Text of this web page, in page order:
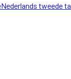
Nederlands tweede